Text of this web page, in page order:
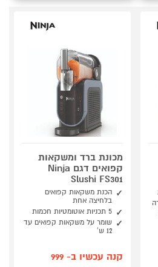
מכונת ברד ומשקאות
קפואים דגם Ninja
Slushi FS301
הכנת משקאות קפואים
בלחיצה אחת
5 תכניות אוטומטיות חכמות
שומר על משקאות קפואים עד
12 ש'
קנה עכשיו ב- 999